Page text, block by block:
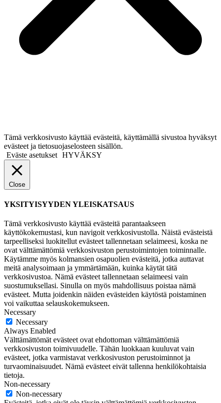
Tämä verkkosivusto käyttää evästeitä, käyttämällä sivustoa hyväksyt
evästeet ja tietosuojaselosteen sisällön.
Eväste asetukset HYVÄKSY
Close
YKSITYISYYDEN YLEISKATSAUS
Tämä verkkosivusto käyttää evästeitä parantaakseen
käyttökokemustasi, kun navigoit verkkosivustolla. Näistä evästeistä
tarpeelliseksi luokitellut evästeet tallennetaan selaimeesi, koska ne
ovat välttämättömiä verkkosivuston perustoimintojen toiminnalle.
Käytämme myös kolmansien osapuolien evästeitä, jotka auttavat
meitä analysoimaan ja ymmärtämään, kuinka käytät tätä
verkkosivustoa. Nämä evästeet tallennetaan selaimeesi vain
suostumuksellasi. Sinulla on myös mahdollisuus poistaa nämä
evästeet. Mutta joidenkin näiden evästeiden käytöstä poistaminen
voi vaikuttaa selauskokemukseen.
Necessary
Necessary
Always Enabled
Välttämättömät evästeet ovat ehdottoman välttämättömiä
verkkosivuston toimivuudelle. Tähän luokkaan kuuluvat vain
evästeet, jotka varmistavat verkkosivuston perustoiminnot ja
turvaominaisuudet. Nämä evästeet eivät tallenna henkilökohtaisia
tietoja.
Non-necessary
Non-necessary